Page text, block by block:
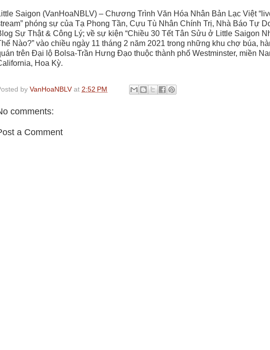
Saigon (VanHoaNBLV) – Chương Trình Văn Hóa Nhân Bản Lạc Việt
phóng sự của Tạ Phong Tần, Cựu Tù Nhân Chính Trị, Nhà Báo Tự
Sự Thật & Công Lý; về sự kiện “Chiều 30 Tết Tân Sửu ở Little Saigon
Nào?” vào chiều ngày 11 tháng 2 năm 2021 trong những khu chợ búa,
trên Đại lộ Bolsa-Trần Hưng Đạo thuộc thành phố Westminster, miền
Hoa Kỳ.
by VanHoaNBLV at 2:52 PM
comments:
a Comment